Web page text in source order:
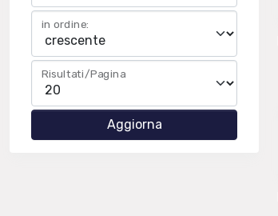
in ordine:
Risultati/Pagina